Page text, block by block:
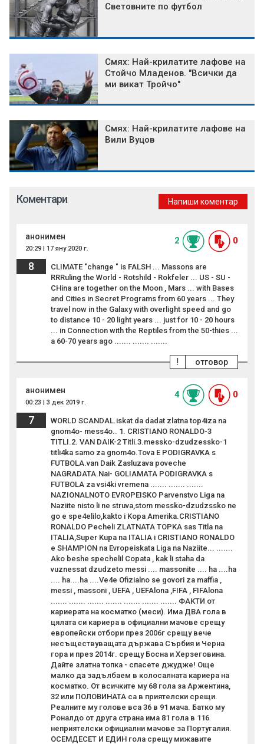
Световните по футбол
Смях: Най-крилатите лафове на
Стойчо Младенов. "Всички да
ми викат Тройчо"
Смях: Най-крилатите лафове на
Вили Вуцов
Коментари Напиши коментар
анонимен
20:29 | 17 яну 2020 г.
2 0
8
CLIMATE "change " is FALSH ... Massons are
RRRuling the World - Rotshild - Rokfeler ... US - SU -
CHina are together on the Moon , Mars ... with Bases
and Cities in Secret Programs from 60 years ... They
travel now in the Galaxy with overlight speed and go
to distance 10 - 20 light years ... just for 10 - 20 hours
... in Connection with the Reptiles from the 50-thies ...
a 60-70 years ago ....... ....... .......
отговор
!
анонимен
00:23 | 3 дек 2019 г.
4 0
7
WORLD SCANDAL.iskat da dadat zlatna top4iza na
gnom4o- mess4o.. 1. CRISTIANO RONALDO-3
TITLI.2. VAN DAIK-2 Titli.3.messko-dzudzessko-1
titli4ka samo za gnom4o.Tova E PODIGRAVKA s
FUTBOLA.van Daik Zasluzava poveche
NAGRADATA.Nai- GOLIAMATA PODIGRAVKA s
FUTBOLA za vsi4ki vremena ....... ....... .......
NAZIONALNOTO EVROPEISKO Parvenstvo Liga na
Naziite nisto li ne struva,stom messko-dzudzssko ne
go e spe4elilo,kakto i Kopa Amerika.CRISTIANO
RONALDO Pecheli ZLATNATA TOPKA sas Titla na
ITALIA,Super Kupa na ITALIA i CRISTIANO RONALDO
e SHAMPION na Evropeiskata Liga na Naziite... .......
Ako beshe spechelil Copata , kak li staha da
vuznessat dzudzeto messi .... massonite .... ha ....ha
.... ha....ha ....Ve4e Ofizialno se govori za maffia ,
messi , massoni , UEFA , UEFAlona ,FIFA , FIFAlona
....... ....... ....... ....... ....... ....... ....... ФАКТИ от
кариерата на косматко (меси). Има ДВА гола в
цялата си кариера в официални мачове срещу
европейски отбори през 2006г срещу вече
несъществуващата държава Сърбия и Черна
гора и през 2014г. срещу Босна и Херзеговина.
Дайте златна топка - спасете джудже! Още
малко да задълбаем в колосалната кариера на
косматко. От всичките му 68 гола за Аржентина,
32 или ПОЛОВИНАТА са в приятелски срещи.
Реалните му голове вса 36 в 91 мача. Батко му
Роналдо от друга страна има 81 гола в 116
неприятелски официални мачове за Португалия.
ОСЕМДЕСЕТ И ЕДИН гола срещу мижавите